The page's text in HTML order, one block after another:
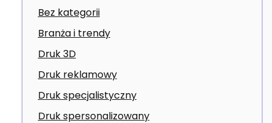
Bez kategorii
Branża i trendy
Druk 3D
Druk reklamowy
Druk specjalistyczny
Druk spersonalizowany